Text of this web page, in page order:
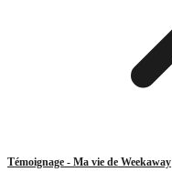
Témoignage - Ma vie de Weekaway